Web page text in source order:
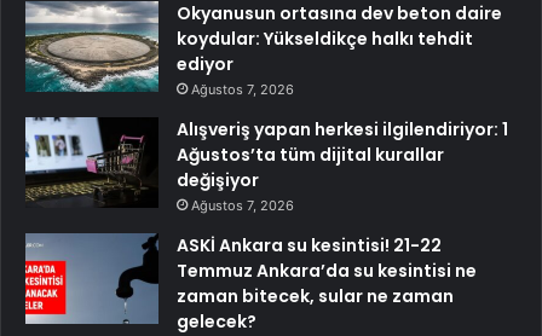
Okyanusun ortasına dev beton daire
koydular: Yükseldikçe halkı tehdit
ediyor
Ağustos 7, 2026
Alışveriş yapan herkesi ilgilendiriyor: 1
Ağustos’ta tüm dijital kurallar
değişiyor
Ağustos 7, 2026
ASKİ Ankara su kesintisi! 21-22
Temmuz Ankara’da su kesintisi ne
zaman bitecek, sular ne zaman
gelecek?